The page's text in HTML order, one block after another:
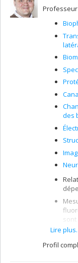
des
Lire
Profil